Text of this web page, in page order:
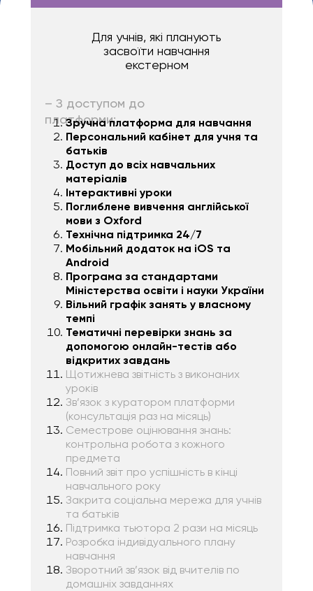
Для учнів, які планують
засвоїти навчання
екстерном
– З доступом до
платформи:
Зручна платформа для навчання
Персональний кабінет для учня та
батьків
Доступ до всіх навчальних
матеріалів
Інтерактивні уроки
Поглиблене вивчення англійської
мови з Oxford
Технічна підтримка 24/7
Мобільний додаток на iOS та
Android
Програма за стандартами
Міністерства освіти і науки України
Вільний графік занять у власному
темпі
Тематичні перевірки знань за
допомогою онлайн-тестів або
відкритих завдань
Щотижнева звітність з виконаних
уроків
Зв’язок з куратором платформи
(консультація раз на місяць)
Семестрове оцінювання знань:
контрольна робота з кожного
предмета
Повний звіт про успішність в кінці
навчального року
Закрита соціальна мережа для учнів
та батьків
Підтримка тьютора 2 рази на місяць
Розробка індивідуального плану
навчання
Зворотний зв’язок від вчителів по
домашніх завданнях